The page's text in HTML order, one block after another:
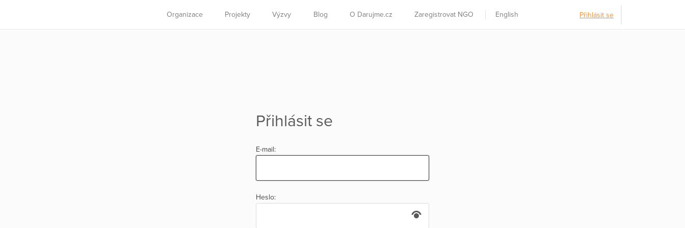
Organizace Projekty Výzvy Blog O Darujme.cz Zaregistrovat NGO English Přihlásit se
Přihlásit se
E-mail:
Heslo: